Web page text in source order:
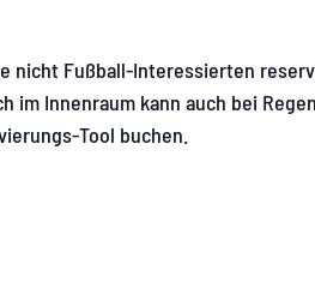
nicht Fußball-Interessierten
im Innenraum kann auch bei
Tool buchen.